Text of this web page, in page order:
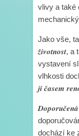
vlivy a také
Jako vše,
životnost, a
vystavení
vlhkosti
ji časem
dochází ke